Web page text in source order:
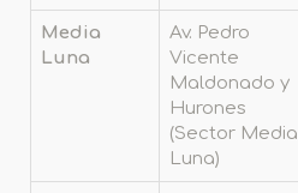
Media
Luna
Av. Pedro
Vicente
Maldonado y
Hurones
(Sector Media
Luna)